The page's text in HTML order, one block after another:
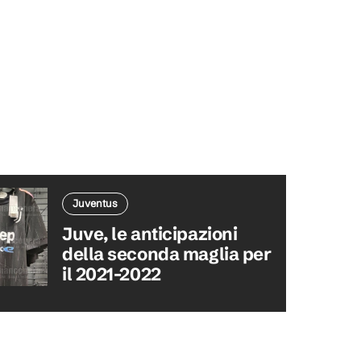
Juventus
Juve, le anticipazioni
della seconda maglia per
il 2021-2022